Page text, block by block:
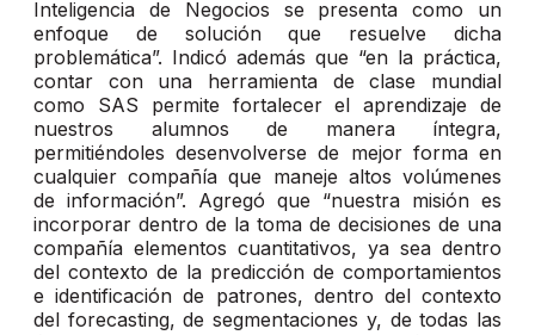
Inteligencia de Negocios se presenta como un
enfoque de solución que resuelve dicha
problemática”. Indicó además que “en la práctica,
contar con una herramienta de clase mundial
como SAS permite fortalecer el aprendizaje de
nuestros alumnos de manera íntegra,
permitiéndoles desenvolverse de mejor forma en
cualquier compañía que maneje altos volúmenes
de información”. Agregó que “nuestra misión es
incorporar dentro de la toma de decisiones de una
compañía elementos cuantitativos, ya sea dentro
del contexto de la predicción de comportamientos
e identificación de patrones, dentro del contexto
del forecasting, de segmentaciones y, de todas las